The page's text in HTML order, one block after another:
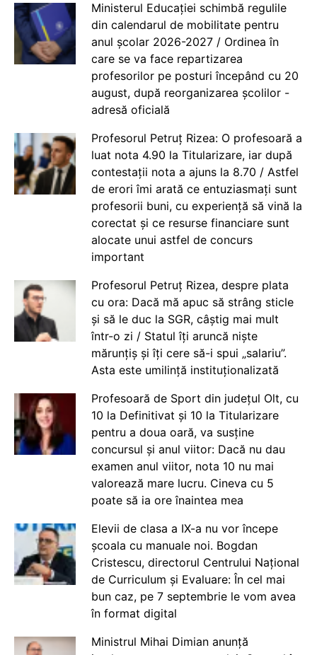
Ministerul Educației schimbă regulile
din calendarul de mobilitate pentru
anul școlar 2026-2027 / Ordinea în
care se va face repartizarea
profesorilor pe posturi începând cu 20
august, după reorganizarea școlilor -
adresă oficială
Profesorul Petruț Rizea: O profesoară a
luat nota 4.90 la Titularizare, iar după
contestații nota a ajuns la 8.70 / Astfel
de erori îmi arată ce entuziasmați sunt
profesorii buni, cu experiență să vină la
corectat și ce resurse financiare sunt
alocate unui astfel de concurs
important
Profesorul Petruț Rizea, despre plata
cu ora: Dacă mă apuc să strâng sticle
și să le duc la SGR, câștig mai mult
într-o zi / Statul îți aruncă niște
mărunțiș și îți cere să-i spui „salariu”.
Asta este umilință instituționalizată
Profesoară de Sport din județul Olt, cu
10 la Definitivat și 10 la Titularizare
pentru a doua oară, va susține
concursul și anul viitor: Dacă nu dau
examen anul viitor, nota 10 nu mai
valorează mare lucru. Cineva cu 5
poate să ia ore înaintea mea
Elevii de clasa a IX-a nu vor începe
școala cu manuale noi. Bogdan
Cristescu, directorul Centrului Național
de Curriculum și Evaluare: În cel mai
bun caz, pe 7 septembrie le vom avea
în format digital
Ministrul Mihai Dimian anunță